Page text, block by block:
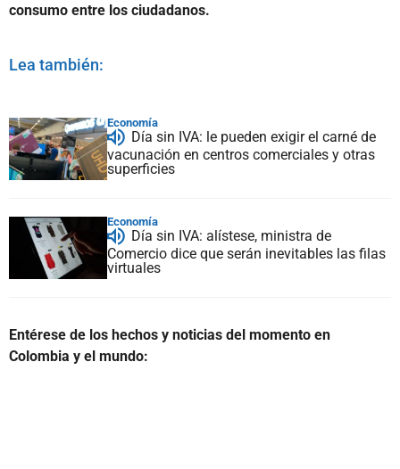
consumo entre los ciudadanos.
Lea también:
Economía
Día sin IVA: le pueden exigir el carné de
vacunación en centros comerciales y otras
superficies
Economía
Día sin IVA: alístese, ministra de
Comercio dice que serán inevitables las filas
virtuales
Entérese de los hechos y noticias del momento en
Colombia y el mundo: